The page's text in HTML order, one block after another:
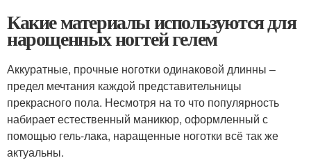
Какие материалы используются для
нарощенных ногтей гелем
Аккуратные, прочные ноготки одинаковой длинны –
предел мечтания каждой представительницы
прекрасного пола. Несмотря на то что популярность
набирает естественный маникюр, оформленный с
помощью гель-лака, наращенные ноготки всё так же
актуальны.